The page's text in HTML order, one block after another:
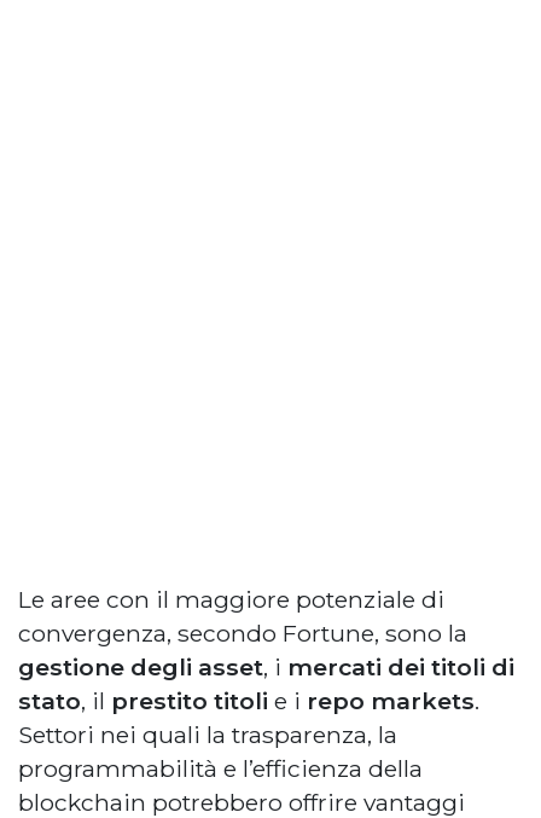
Le aree con il maggiore potenziale di
convergenza, secondo Fortune, sono la
gestione degli asset, i mercati dei titoli di
stato, il prestito titoli e i repo markets.
Settori nei quali la trasparenza, la
programmabilità e l’efficienza della
blockchain potrebbero offrire vantaggi